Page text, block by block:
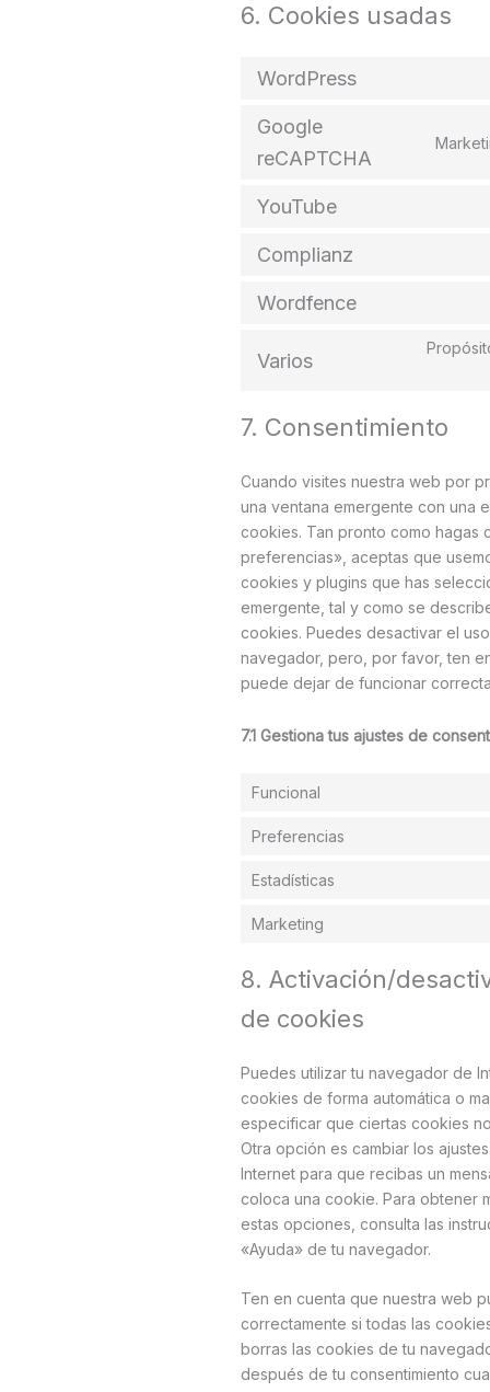
6. Cookies usadas
WordPress
Google
reCAPTCHA
YouTube
Complianz
Wordfence
Varios
7. Consentimiento
Cuando visites nuestra web por
una ventana emergente con una
cookies. Tan pronto como hagas
preferencias», aceptas que
cookies y plugins que has
emergente, tal y como se
cookies. Puedes desactivar el
navegador, pero, por favor, ten
puede dejar de funcionar
7.1 Gestiona tus ajustes de
Funcional
Preferencias
Estadísticas
Marketing
8. Activación/
de cookies
Puedes utilizar tu navegador de
cookies de forma automática o
especificar que ciertas cookies
Otra opción es cambiar los
Internet para que recibas un
coloca una cookie. Para obtener
estas opciones, consulta las
«Ayuda» de tu navegador.
Ten en cuenta que nuestra web
correctamente si todas las
borras las cookies de tu
después de tu consentimiento